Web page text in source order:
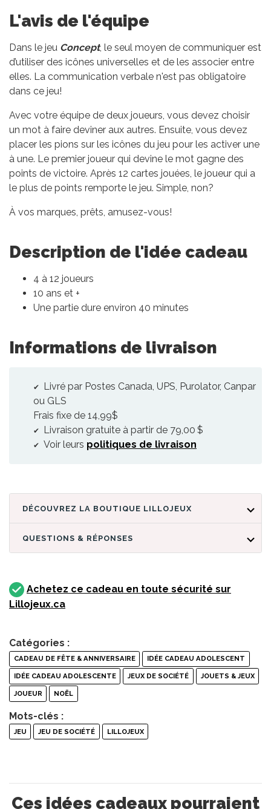
L'avis de l'équipe
Dans le jeu Concept, le seul moyen de communiquer est
d’utiliser des icônes universelles et de les associer entre
elles. La communication verbale n'est pas obligatoire
dans ce jeu!
Avec votre équipe de deux joueurs, vous devez choisir
un mot à faire deviner aux autres. Ensuite, vous devez
placer les pions sur les icônes du jeu pour les activer une
à une. Le premier joueur qui devine le mot gagne des
points de victoire. Après 12 cartes jouées, le joueur qui a
le plus de points remporte le jeu. Simple, non?
À vos marques, prêts, amusez-vous!
Description de l'idée cadeau
4 à 12 joueurs
10 ans et +
Une partie dure environ 40 minutes
Informations de livraison
Livré par Postes Canada, UPS, Purolator, Canpar
ou GLS
Frais fixe de 14,99$
Livraison gratuite à partir de 79,00 $
Voir leurs politiques de livraison
DÉCOUVREZ LA BOUTIQUE LILLOJEUX
QUESTIONS & RÉPONSES
Achetez ce cadeau en toute sécurité sur
Lillojeux.ca
Catégories :
CADEAU DE FÊTE & ANNIVERSAIRE IDÉE CADEAU ADOLESCENT
IDÉE CADEAU ADOLESCENTE JEUX DE SOCIÉTÉ JOUETS & JEUX
JOUEUR NOËL
Mots-clés :
JEU JEU DE SOCIÉTÉ LILLOJEUX
Ces idées cadeaux pourraient